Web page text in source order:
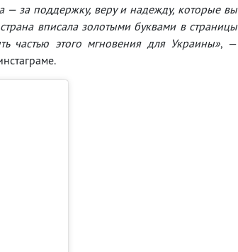
за поддержку, веру и надежду, которые вы
вписала золотыми буквами в страницы
частью этого мгновения для Украины», —